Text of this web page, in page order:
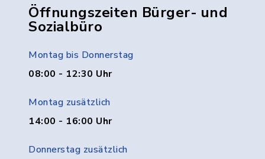
Öffnungszeiten Bürger- und
Sozialbüro
Montag bis Donnerstag
08:00 - 12:30 Uhr
Montag zusätzlich
14:00 - 16:00 Uhr
Donnerstag zusätzlich